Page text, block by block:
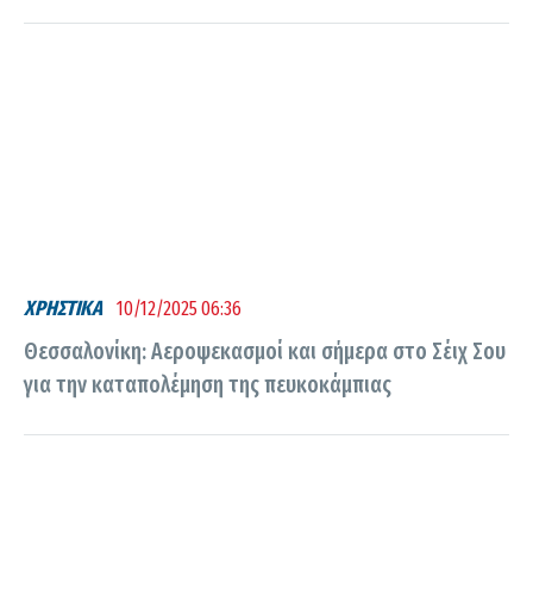
ΧΡΗΣΤΙΚΑ 10/12/2025 06:36
Θεσσαλονίκη: Αεροψεκασμοί και σήμερα στο Σέιχ Σου
για την καταπολέμηση της πευκοκάμπιας